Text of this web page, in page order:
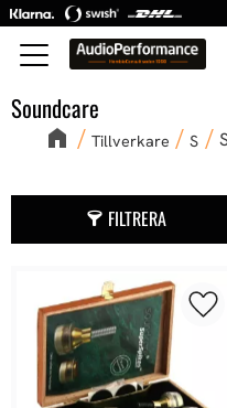
Meny
Soundcare
Tillverkare S
FILTRERA